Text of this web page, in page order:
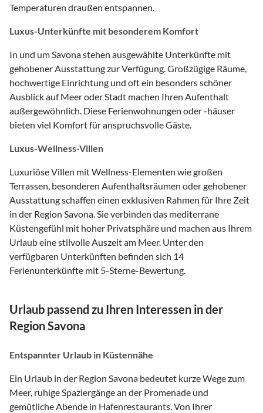
Temperaturen draußen entspannen.
Luxus-Unterkünfte mit besonderem Komfort
In und um Savona stehen ausgewählte Unterkünfte mit
gehobener Ausstattung zur Verfügung. Großzügige Räume,
hochwertige Einrichtung und oft ein besonders schöner
Ausblick auf Meer oder Stadt machen Ihren Aufenthalt
außergewöhnlich. Diese Ferienwohnungen oder -häuser
bieten viel Komfort für anspruchsvolle Gäste.
Luxus-Wellness-Villen
Luxuriöse Villen mit Wellness-Elementen wie großen
Terrassen, besonderen Aufenthaltsräumen oder gehobener
Ausstattung schaffen einen exklusiven Rahmen für Ihre Zeit
in der Region Savona. Sie verbinden das mediterrane
Küstengefühl mit hoher Privatsphäre und machen aus Ihrem
Urlaub eine stilvolle Auszeit am Meer. Unter den
verfügbaren Unterkünften befinden sich 14
Ferienunterkünfte mit 5-Sterne-Bewertung.
Urlaub passend zu Ihren Interessen in der
Region Savona
Entspannter Urlaub in Küstennähe
Ein Urlaub in der Region Savona bedeutet kurze Wege zum
Meer, ruhige Spaziergänge an der Promenade und
gemütliche Abende in Hafenrestaurants. Von Ihrer